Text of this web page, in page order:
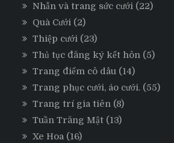
Nhẫn và trang sức cưới (22)
Quà Cưới (2)
Thiệp cưới (23)
Thủ tục đăng ký kết hôn (5)
Trang điểm cô dâu (14)
Trang phục cưới, áo cưới. (55)
Trang trí gia tiên (8)
Tuần Trăng Mật (13)
Xe Hoa (16)